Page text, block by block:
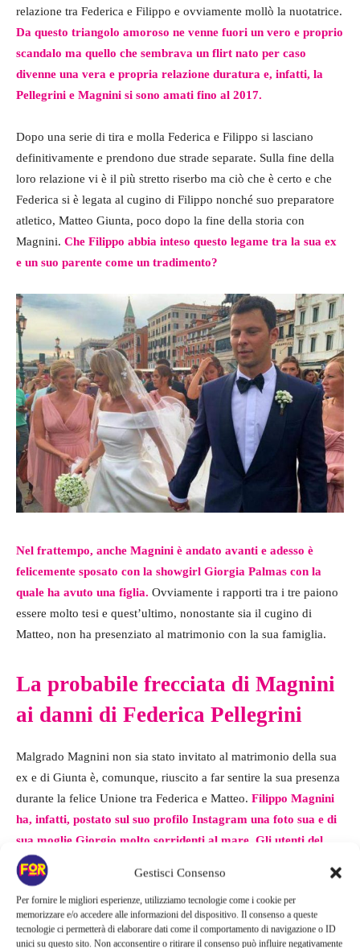
Gestisci Consenso
Per fornire le migliori esperienze, utilizziamo tecnologie come i cookie per
memorizzare e/o accedere alle informazioni del dispositivo. Il consenso a queste
tecnologie ci permetterà di elaborare dati come il comportamento di navigazione o ID
unici su questo sito. Non acconsentire o ritirare il consenso può influire negativamente
relazione tra Federica e Filippo e ovviamente mollò la nuotatrice.
Da questo triangolo amoroso ne venne fuori un vero e proprio
scandalo ma quello che sembrava un flirt nato per caso
divenne una vera e propria relazione duratura e, infatti, la
Pellegrini e Magnini si sono amati fino al 2017.
Dopo una serie di tira e molla Federica e Filippo si lasciano
definitivamente e prendono due strade separate. Sulla fine della
loro relazione vi è il più stretto riserbo ma ciò che è certo e che
Federica si è legata al cugino di Filippo nonché suo preparatore
atletico, Matteo Giunta, poco dopo la fine della storia con
Magnini. Che Filippo abbia inteso questo legame tra la sua ex
e un suo parente come un tradimento?
Nel frattempo, anche Magnini è andato avanti e adesso è
felicemente sposato con la showgirl Giorgia Palmas con la
quale ha avuto una figlia. Ovviamente i rapporti tra i tre paiono
essere molto tesi e quest’ultimo, nonostante sia il cugino di
Matteo, non ha presenziato al matrimonio con la sua famiglia.
La probabile frecciata di Magnini
ai danni di Federica Pellegrini
Malgrado Magnini non sia stato invitato al matrimonio della sua
ex e di Giunta è, comunque, riuscito a far sentire la sua presenza
durante la felice Unione tra Federica e Matteo. Filippo Magnini
ha, infatti, postato sul suo profilo Instagram una foto sua e di
sua moglie Giorgio molto sorridenti al mare. Gli utenti del
web hanno subito ipotizzato che questa potesse essere una
frecciatina ai novelli marito e moglie.
Sarà così? O Filippo è stato semplicemente spinto dal desiderio
di condividere un momento gioioso di vita quotidiana con i suoi